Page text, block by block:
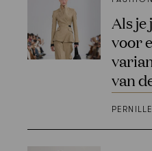
Als
voor
van